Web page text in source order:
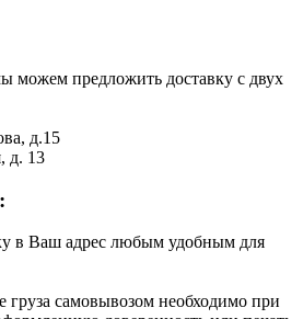
можем предложить доставку с двух
д.15
д. 13
в Ваш адрес любым удобным для
груза самовывозом необходимо при